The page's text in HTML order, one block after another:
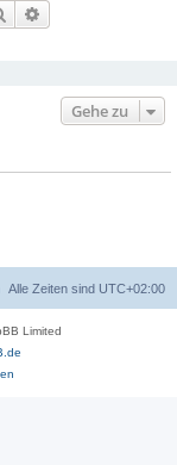
Suche
Gehe zu
Alle Zeiten sind UTC+02:00
Limited